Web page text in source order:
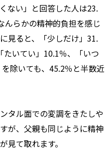
ない」と回答した人は23.
んらかの精神的負担を感じ
見ると、「少しだけ」31.
いてい」10.1％、「いつ
除いても、45.2％と半数近
タル面での変調をきたしや
が、父親も同じように精神
見て取れます。